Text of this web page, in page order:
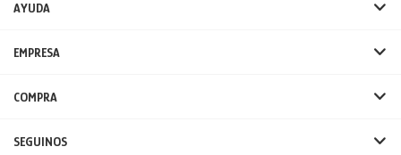
AYUDA
EMPRESA
COMPRA
SEGUINOS